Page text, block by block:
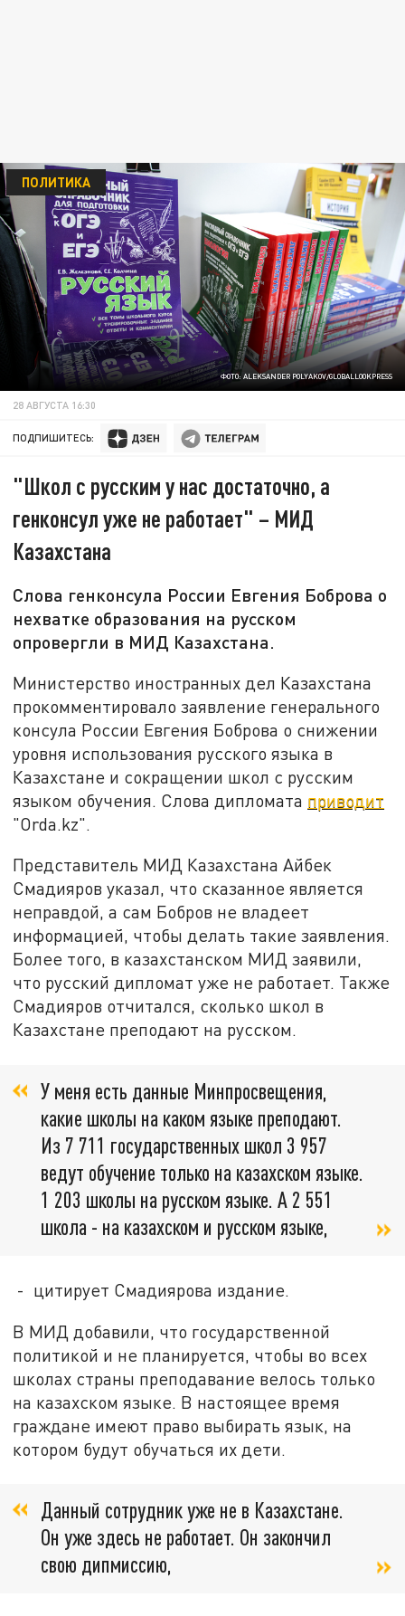
ФОТО: ALEKSANDER POLYAKOV/GLOBALLOOKPRESS
ПОЛИТИКА
28 АВГУСТА 16:30
ПОДПИШИТЕСЬ:
"Школ с русским у нас достаточно, а
генконсул уже не работает" – МИД
Казахстана
Слова генконсула России Евгения Боброва о
нехватке образования на русском
опровергли в МИД Казахстана.
Министерство иностранных дел Казахстана
прокомментировало заявление генерального
консула России Евгения Боброва о снижении
уровня использования русского языка в
Казахстане и сокращении школ с русским
языком обучения. Слова дипломата приводит
"Orda.kz".
Представитель МИД Казахстана Айбек
Смадияров указал, что сказанное является
неправдой, а сам Бобров не владеет
информацией, чтобы делать такие заявления.
Более того, в казахстанском МИД заявили,
что русский дипломат уже не работает. Также
Смадияров отчитался, сколько школ в
Казахстане преподают на русском.
У меня есть данные Минпросвещения,
какие школы на каком языке преподают.
Из 7 711 государственных школ 3 957
ведут обучение только на казахском языке.
1 203 школы на русском языке. А 2 551
школа - на казахском и русском языке,
- цитирует Смадиярова издание.
В МИД добавили, что государственной
политикой и не планируется, чтобы во всех
школах страны преподавание велось только
на казахском языке. В настоящее время
граждане имеют право выбирать язык, на
котором будут обучаться их дети.
Данный сотрудник уже не в Казахстане.
Он уже здесь не работает. Он закончил
свою дипмиссию,